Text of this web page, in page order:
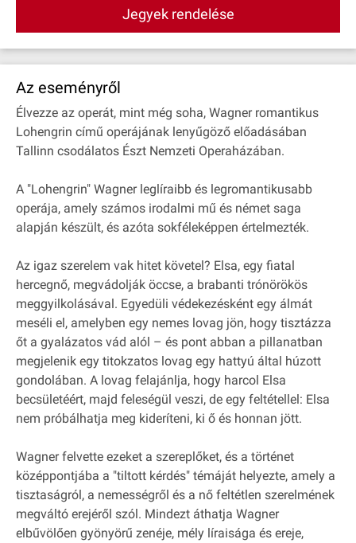
Jegyek rendelése
Az eseményről
Élvezze az operát, mint még soha, Wagner romantikus
Lohengrin című operájának lenyűgöző előadásában
Tallinn csodálatos Észt Nemzeti Operaházában.
A "Lohengrin" Wagner leglíraibb és legromantikusabb
operája, amely számos irodalmi mű és német saga
alapján készült, és azóta sokféleképpen értelmezték.
Az igaz szerelem vak hitet követel? Elsa, egy fiatal
hercegnő, megvádolják öccse, a brabanti trónörökös
meggyilkolásával. Egyedüli védekezésként egy álmát
meséli el, amelyben egy nemes lovag jön, hogy tisztázza
őt a gyalázatos vád alól – és pont abban a pillanatban
megjelenik egy titokzatos lovag egy hattyú által húzott
gondolában. A lovag felajánlja, hogy harcol Elsa
becsületéért, majd feleségül veszi, de egy feltétellel: Elsa
nem próbálhatja meg kideríteni, ki ő és honnan jött.
Wagner felvette ezeket a szereplőket, és a történet
középpontjába a "tiltott kérdés" témáját helyezte, amely a
tisztaságról, a nemességről és a nő feltétlen szerelmének
megváltó erejéről szól. Mindezt áthatja Wagner
elbűvölően gyönyörű zenéje, mély líraisága és ereje,